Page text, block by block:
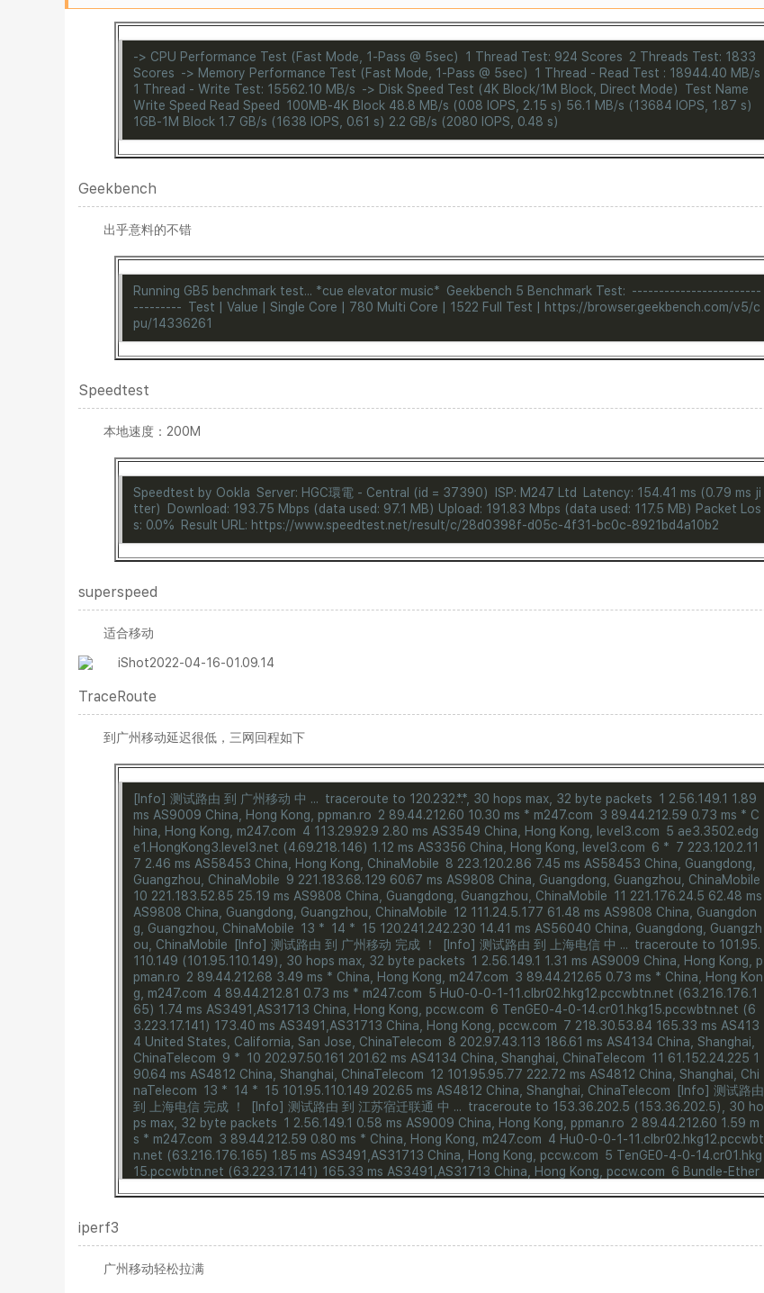
-> CPU Performance Test (Fast Mode, 1-Pass @ 5sec) 1 Thread Test: 924 Scores 2 Threads Test: 1833
Scores -> Memory Performance Test (Fast Mode, 1-Pass @ 5sec)
1 Thread - Read Test : 18944.40 MB/s
1 Thread - Write Test: 15562.10 MB/s -> Disk Speed Test (4K Block/1M Block, Direct Mode)
Test Name
Write Speed Read Speed
100MB-4K Block 48.8 MB/s (0.08 IOPS, 2.15 s) 56.1 MB/s (13684 IOPS, 1.87 s)
1GB-1M Block 1.7 GB/s (1638 IOPS, 0.61 s) 2.2 GB/s (2080 IOPS, 0.48 s)
Geekbench
出乎意料的不错
Running GB5 benchmark test... *cue elevator music* Geekbench 5 Benchmark Test: ------------------------
--------- Test | Value Single Core | 780 Multi Core | 1522 Full Test | https://browser.geekbench.com/v5/c
pu/14336261
Speedtest
本地速度：200M
Speedtest by Ookla Server: HGC環電 - Central (id = 37390) ISP: M247 Ltd
Latency: 154.41 ms (0.79 ms ji
tter)
Download: 193.75 Mbps (data used: 97.1 MB) Upload: 191.83 Mbps (data used: 117.5 MB) Packet Los
s: 0.0%
Result URL: https://www.speedtest.net/result/c/28d0398f-d05c-4f31-bc0c-8921bd4a10b2
superspeed
适合移动
TraceRoute
到广州移动延迟很低，三网回程如下
[Info] 测试路由 到 广州移动 中 ... traceroute to 120.232.*.*, 30 hops max, 32 byte packets 1 2.56.149.1 1.89
ms AS9009 China, Hong Kong, ppman.ro 2 89.44.212.60 10.30 ms * m247.com 3 89.44.212.59 0.73 ms * C
hina, Hong Kong, m247.com 4 113.29.92.9 2.80 ms AS3549 China, Hong Kong, level3.com 5 ae3.3502.edg
e1.HongKong3.level3.net (4.69.218.146) 1.12 ms AS3356 China, Hong Kong, level3.com 6 * 7 223.120.2.11
7 2.46 ms AS58453 China, Hong Kong, ChinaMobile 8 223.120.2.86 7.45 ms AS58453 China, Guangdong,
Guangzhou, ChinaMobile 9 221.183.68.129 60.67 ms AS9808 China, Guangdong, Guangzhou, ChinaMobile
10 221.183.52.85 25.19 ms AS9808 China, Guangdong, Guangzhou, ChinaMobile 11 221.176.24.5 62.48 ms
AS9808 China, Guangdong, Guangzhou, ChinaMobile 12 111.24.5.177 61.48 ms AS9808 China, Guangdon
g, Guangzhou, ChinaMobile 13 * 14 * 15 120.241.242.230 14.41 ms AS56040 China, Guangdong, Guangzh
ou, ChinaMobile
[Info] 测试路由 到 广州移动 完成 ！ [Info] 测试路由 到 上海电信 中 ... traceroute to 101.95.
110.149 (101.95.110.149), 30 hops max, 32 byte packets 1 2.56.149.1 1.31 ms AS9009 China, Hong Kong, p
pman.ro 2 89.44.212.68 3.49 ms * China, Hong Kong, m247.com 3 89.44.212.65 0.73 ms * China, Hong Kon
g, m247.com 4 89.44.212.81 0.73 ms * m247.com 5 Hu0-0-0-1-11.clbr02.hkg12.pccwbtn.net (63.216.176.1
65) 1.74 ms AS3491,AS31713 China, Hong Kong, pccw.com 6 TenGE0-4-0-14.cr01.hkg15.pccwbtn.net (6
3.223.17.141) 173.40 ms AS3491,AS31713 China, Hong Kong, pccw.com 7 218.30.53.84 165.33 ms AS413
4 United States, California, San Jose, ChinaTelecom 8 202.97.43.113 186.61 ms AS4134 China, Shanghai,
ChinaTelecom 9 * 10 202.97.50.161 201.62 ms AS4134 China, Shanghai, ChinaTelecom 11 61.152.24.225 1
90.64 ms AS4812 China, Shanghai, ChinaTelecom 12 101.95.95.77 222.72 ms AS4812 China, Shanghai, Chi
naTelecom 13 * 14 * 15 101.95.110.149 202.65 ms AS4812 China, Shanghai, ChinaTelecom
[Info] 测试路由
到 上海电信 完成 ！
[Info] 测试路由 到 江苏宿迁联通 中 ... traceroute to 153.36.202.5 (153.36.202.5), 30 ho
ps max, 32 byte packets 1 2.56.149.1 0.58 ms AS9009 China, Hong Kong, ppman.ro 2 89.44.212.60 1.59 m
s * m247.com 3 89.44.212.59 0.80 ms * China, Hong Kong, m247.com 4 Hu0-0-0-1-11.clbr02.hkg12.pccwbt
n.net (63.216.176.165) 1.85 ms AS3491,AS31713 China, Hong Kong, pccw.com 5 TenGE0-4-0-14.cr01.hkg
15.pccwbtn.net (63.223.17.141) 165.33 ms AS3491,AS31713 China, Hong Kong, pccw.com 6 Bundle-Ether
22 ms AS4837 China, Shanghai, ChinaUnicom
iperf3
广州移动轻松拉满